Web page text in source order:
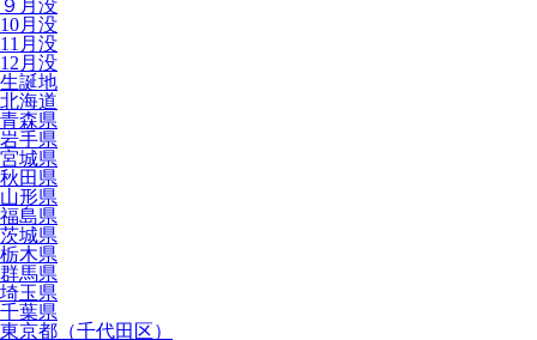
９月没
10月没
11月没
12月没
生誕地
北海道
青森県
岩手県
宮城県
秋田県
山形県
福島県
茨城県
栃木県
群馬県
埼玉県
千葉県
東京都（千代田区）